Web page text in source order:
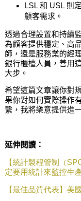
LSL 和 USL 則
顧客需求。
透過合理設置和持續
為顧客提供穩定、高
師，還是服務業的經
銀行櫃檯人員，善用
大步。
希望這篇文章讓你對
果你對如何實際操作
繫，我將樂意提供進
延伸閱讀：
【統計製程管制（
定要用統計來監控生
【最佳品質代表】美